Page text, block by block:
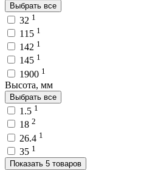
Выбрать все
32 1
115 1
142 1
145 1
1900 1
Высота, мм
Выбрать все
1.5 1
18 2
26.4 1
35 1
Показать 5 товаров